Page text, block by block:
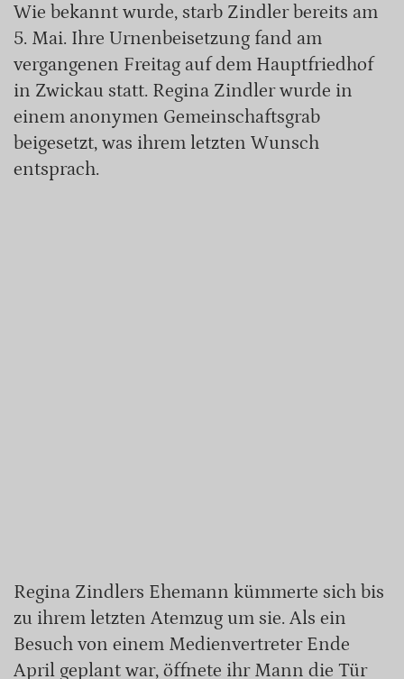
Wie bekannt wurde, starb Zindler bereits am
5. Mai. Ihre Urnenbeisetzung fand am
vergangenen Freitag auf dem Hauptfriedhof
in Zwickau statt. Regina Zindler wurde in
einem anonymen Gemeinschaftsgrab
beigesetzt, was ihrem letzten Wunsch
entsprach.
Regina Zindlers Ehemann kümmerte sich bis
zu ihrem letzten Atemzug um sie. Als ein
Besuch von einem Medienvertreter Ende
April geplant war, öffnete ihr Mann die Tür